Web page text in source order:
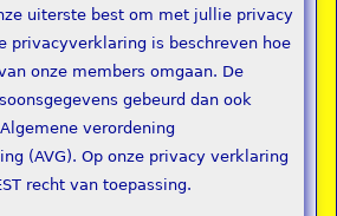
uiterste best om met jullie privacy
privacyverklaring is beschreven hoe
onze members omgaan. De
gebeurd dan ook
verordening
(AVG). Op onze privacy verklaring
recht van toepassing.